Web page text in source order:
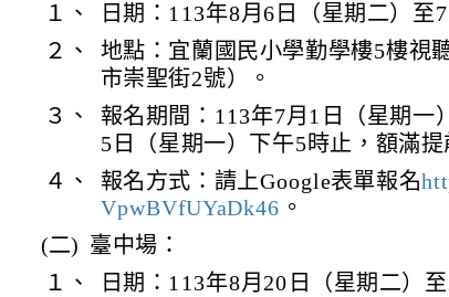
１、
日期：113年8月6日（星期二）至
２、
地點：宜蘭國民小學勤學樓5樓視
市崇聖街2號）。
３、
報名期間：113年7月1日（星期一
5日（星期一）下午5時止，額滿提
４、
報名方式：請上Google表單報名
VpwBVfUYaDk46 。
(二) 臺中場：
１、
日期：113年8月20日（星期二）